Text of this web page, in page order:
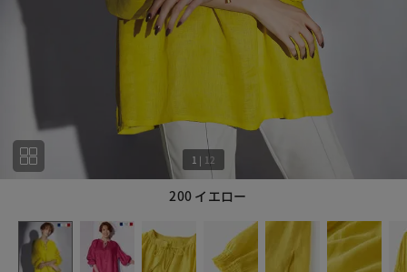
200 イエロー
1 | 12